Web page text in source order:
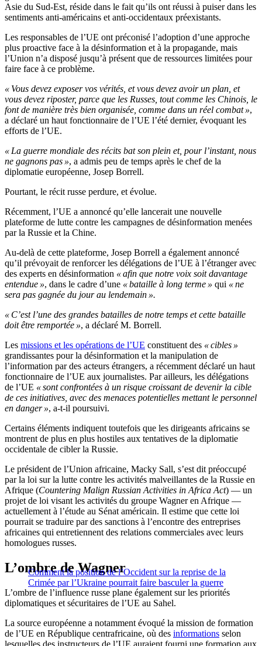
Asie du Sud-Est, réside dans le fait qu’ils ont réussi à puiser dans les
sentiments anti-américains et anti-occidentaux préexistants.
Les responsables de l’UE ont préconisé l’adoption d’une approche
plus proactive face à la désinformation et à la propagande, mais
l’Union n’a disposé jusqu’à présent que de ressources limitées pour
faire face à ce problème.
« Vous devez exposer vos vérités, et vous devez avoir un plan, et
vous devez riposter, parce que les Russes, tout comme les Chinois, le
font de manière très bien organisée, comme dans un réel combat »,
a déclaré un haut fonctionnaire de l’UE l’été dernier, évoquant les
efforts de l’UE.
« La guerre mondiale des récits bat son plein et, pour l’instant, nous
ne gagnons pas », a admis peu de temps après le chef de la
diplomatie européenne, Josep Borrell.
Pourtant, le récit russe perdure, et évolue.
Récemment, l’UE a annoncé qu’elle lancerait une nouvelle
plateforme de lutte contre les campagnes de désinformation menées
par la Russie et la Chine.
Au-delà de cette plateforme, Josep Borrell a également annoncé
qu’il prévoyait de renforcer les délégations de l’UE à l’étranger avec
des experts en désinformation « afin que notre voix soit davantage
entendue », dans le cadre d’une « bataille à long terme » qui « ne
sera pas gagnée du jour au lendemain ».
« C’est l’une des grandes batailles de notre temps et cette bataille
doit être remportée », a déclaré M. Borrell.
Les missions et les opérations de l’UE constituent des « cibles »
grandissantes pour la désinformation et la manipulation de
l’information par des acteurs étrangers, a récemment déclaré un haut
fonctionnaire de l’UE aux journalistes. Par ailleurs, les délégations
de l’UE « sont confrontées à un risque croissant de devenir la cible
de ces initiatives, avec des menaces potentielles mettant le personnel
en danger », a-t-il poursuivi.
Certains éléments indiquent toutefois que les dirigeants africains se
montrent de plus en plus hostiles aux tentatives de la diplomatie
occidentale de cibler la Russie.
Le président de l’Union africaine, Macky Sall, s’est dit préoccupé
par la loi sur la lutte contre les activités malveillantes de la Russie en
Afrique (Countering Malign Russian Activities in Africa Act) — un
projet de loi visant les activités du groupe Wagner en Afrique —
actuellement à l’étude au Sénat américain. Il estime que cette loi
pourrait se traduire par des sanctions à l’encontre des entreprises
africaines qui entretiennent des relations commerciales avec leurs
homologues russes.
Comment la position de l’Occident sur la reprise de la
Crimée par l’Ukraine pourrait faire basculer la guerre
L’ombre de Wagner
L’ombre de l’influence russe plane également sur les priorités
diplomatiques et sécuritaires de l’UE au Sahel.
La source européenne a notamment évoqué la mission de formation
de l’UE en République centrafricaine, où des informations selon
lesquelles des instructeurs de l’UE auraient fourni une formation aux